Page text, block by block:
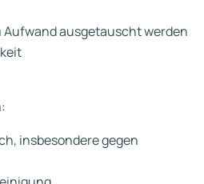
Aufwand ausgetauscht werden
insbesondere gegen